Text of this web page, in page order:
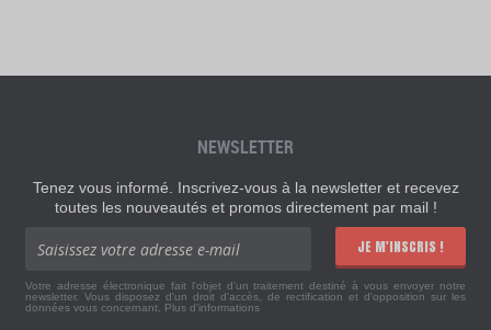
NEWSLETTER
Tenez vous informé. Inscrivez-vous à la newsletter et recevez
toutes les nouveautés et promos directement par mail !
JE M'INSCRIS !
Votre adresse électronique fait l'objet d'un traitement destiné à vous envoyer notre
newsletter. Vous disposez d'un droit d'accès, de rectification et d'opposition sur les
données vous concernant. Plus d'informations